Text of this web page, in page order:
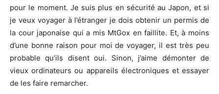
pour le moment. Je suis plus en sécurité au Japon, et si
je veux voyager à l’étranger je dois obtenir un permis de
la cour japonaise qui a mis MtGox en faillite. Et, à moins
d’une bonne raison pour moi de voyager, il est très peu
probable qu’ils disent oui. Sinon, j’aime démonter de
vieux ordinateurs ou appareils électroniques et essayer
de les faire remarcher.